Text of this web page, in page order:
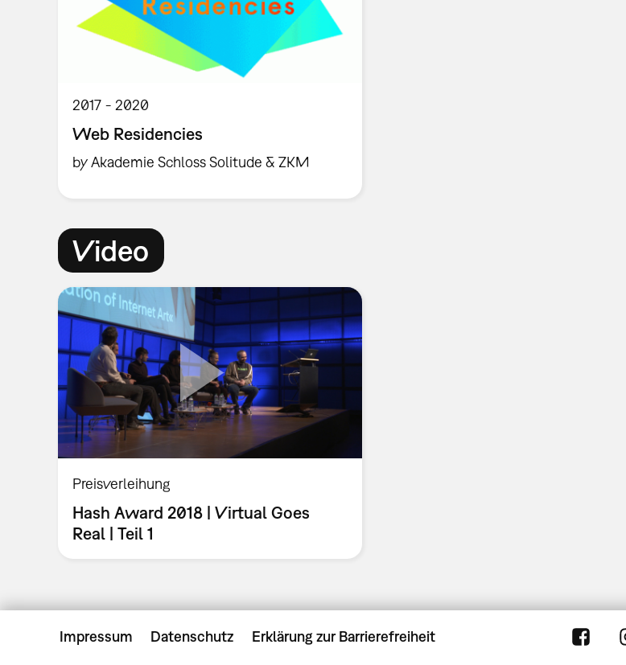
2017 2020
Web Residencies
by Akademie Schloss Solitude & ZKM
Video
Preisverleihung
Hash Award 2018 | Virtual Goes
Real | Teil 1
Impressum Datenschutz Erklärung zur Barrierefreiheit